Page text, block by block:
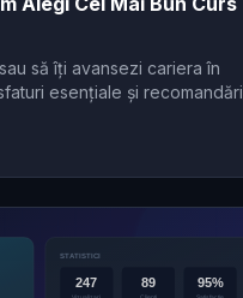
să îți avansezi cariera în
esențiale și recomandări